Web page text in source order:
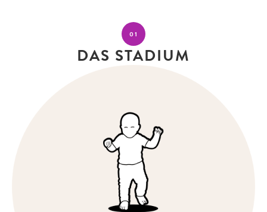
01
DAS STADIUM